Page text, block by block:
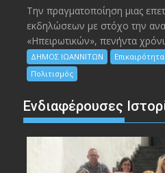
Την πραγματοποίηση μιας
εκδηλώσεων με στόχο την
«Ηπειρωτικών», πενήντα
ΔΗΜΟΣ ΙΩΑΝΝΙΤΩΝ Επικαιρότητα
Πολιτισμός
Ενδιαφέρουσες